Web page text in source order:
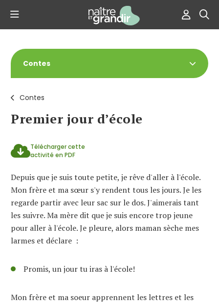
Contes
Premier jour d’école
Contes
Télécharger cette
activité en PDF
Depuis que je suis toute petite, je rêve d'aller à l'école.
Mon frère et ma sœur s'y rendent tous les jours. Je les
regarde partir avec leur sac sur le dos. J'aimerais tant
les suivre. Ma mère dit que je suis encore trop jeune
pour aller à l'école. Je pleure, alors maman sèche mes
larmes et déclare :
Promis, un jour tu iras à l'école!
Mon frère et ma soeur apprennent les lettres et les